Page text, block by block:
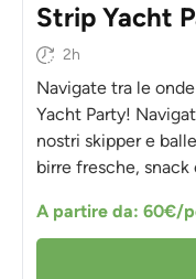
Strip Yacht
2h
Navigate tra le
Yacht Party!
nostri skipper e
birre fresche, snack
A partire da: 60€/